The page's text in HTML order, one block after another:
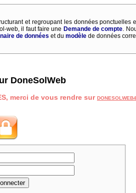
et regroupant les données ponctuelles
web, il faut faire une Demande de compte.
de données et du modèlede données
DoneSolWeb
merci de vous rendre surDonesolWeb4